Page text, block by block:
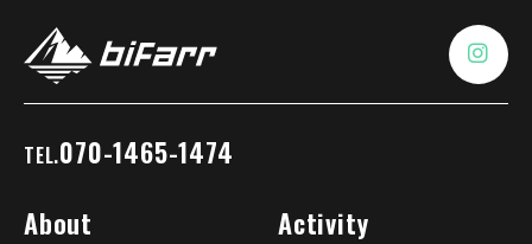
About Activity
TEL.070-1465-1474